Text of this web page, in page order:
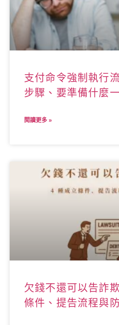
支付命令強制執行
步驟、要準備什麼
閱讀更多 »
欠錢不還可以告詐
條件、提告流程與